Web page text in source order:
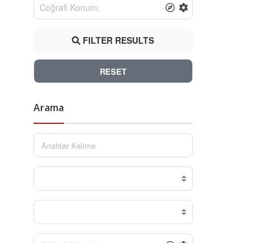
FILTER RESULTS
RESET
Arama